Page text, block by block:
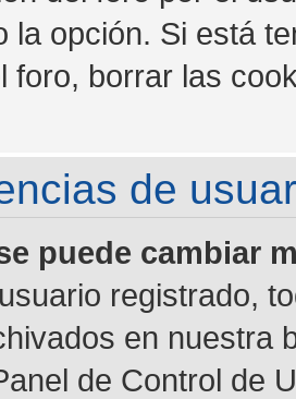
la opción. Si está
foro, borrar las
de
puede cambiar
registrado,
en nuestra
de Control de